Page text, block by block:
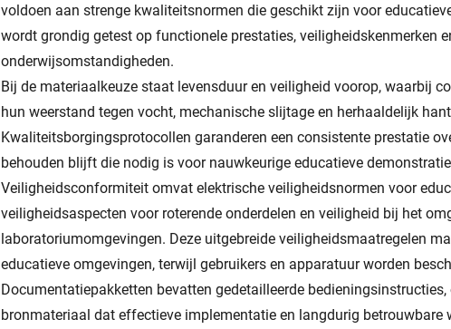
voldoen aan strenge kwaliteitsnormen die geschikt zijn voor
wordt grondig getest op functionele prestaties, veiligheidskenmerken
onderwijsomstandigheden.
Bij de materiaalkeuze staat levensduur en veiligheid voorop, waarbij
hun weerstand tegen vocht, mechanische slijtage en herhaaldelijk
Kwaliteitsborgingsprotocollen garanderen een consistente prestatie
behouden blijft die nodig is voor nauwkeurige educatieve
Veiligheidsconformiteit omvat elektrische veiligheidsnormen voor
veiligheidsaspecten voor roterende onderdelen en veiligheid bij het
laboratoriumomgevingen. Deze uitgebreide veiligheidsmaatregelen
educatieve omgevingen, terwijl gebruikers en apparatuur worden
Documentatiepakketten bevatten gedetailleerde
bronmateriaal dat effectieve implementatie en langdurig betrouwbare